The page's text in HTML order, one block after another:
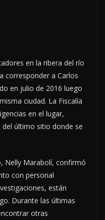
en la ribera del río
corresponder a Carlos
en julio de 2016 luego
ciudad. La Fiscalía
en el lugar,
último sitio donde se
Nelly Marabolí, confirmó
con personal
están
Durante las últimas
otras